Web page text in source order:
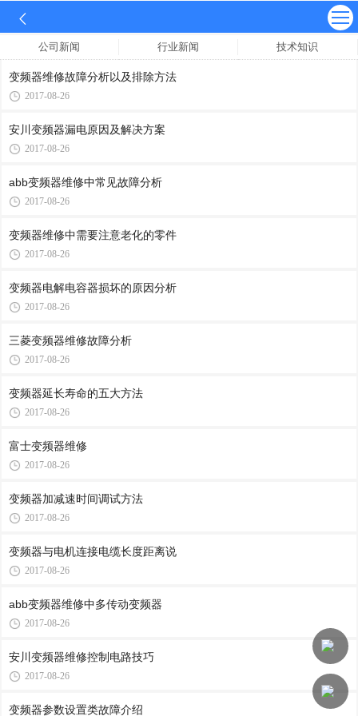
公司新闻 行业新闻 技术知识
变频器维修故障分析以及排除方法
2017-08-26
安川变频器漏电原因及解决方案
2017-08-26
abb变频器维修中常见故障分析
2017-08-26
变频器维修中需要注意老化的零件
2017-08-26
变频器电解电容器损坏的原因分析
2017-08-26
三菱变频器维修故障分析
2017-08-26
变频器延长寿命的五大方法
2017-08-26
富士变频器维修
2017-08-26
变频器加减速时间调试方法
2017-08-26
变频器与电机连接电缆长度距离说
2017-08-26
abb变频器维修中多传动变频器
2017-08-26
安川变频器维修控制电路技巧
2017-08-26
变频器参数设置类故障介绍